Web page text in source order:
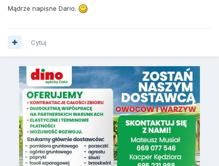
Mądrze napisne Dario.
Cytuj